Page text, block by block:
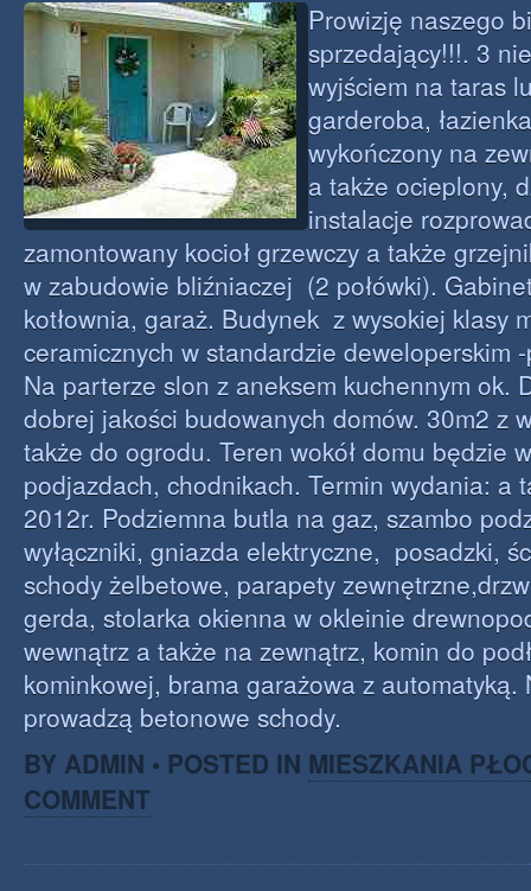
Prowizję naszego
sprzedający!!!. 3
wyjściem na taras
garderoba,
wykończony na
a także ocieplony,
instalacje
zamontowany kocioł grzewczy a także
w zabudowie bliźniaczej (2 połówki).
kotłownia, garaż. Budynek z wysokiej klasy
ceramicznych w standardzie deweloperskim
Na parterze slon z aneksem kuchennym ok.
dobrej jakości budowanych domów. 30m2 z
także do ogrodu. Teren wokół domu będzie
podjazdach, chodnikach. Termin wydania: a
2012r. Podziemna butla na gaz, szambo
wyłączniki, gniazda elektryczne, posadzki,
schody żelbetowe, parapety
gerda, stolarka okienna w okleinie
wewnątrz a także na zewnątrz, komin do
kominkowej, brama garażowa z automatyką.
prowadzą betonowe schody.
BY ADMIN • POSTED IN MIESZKANIA
COMMENT